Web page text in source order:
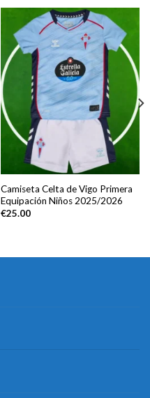
Camiseta Celta de Vigo Primera
Equipación Niños 2025/2026
€25.00